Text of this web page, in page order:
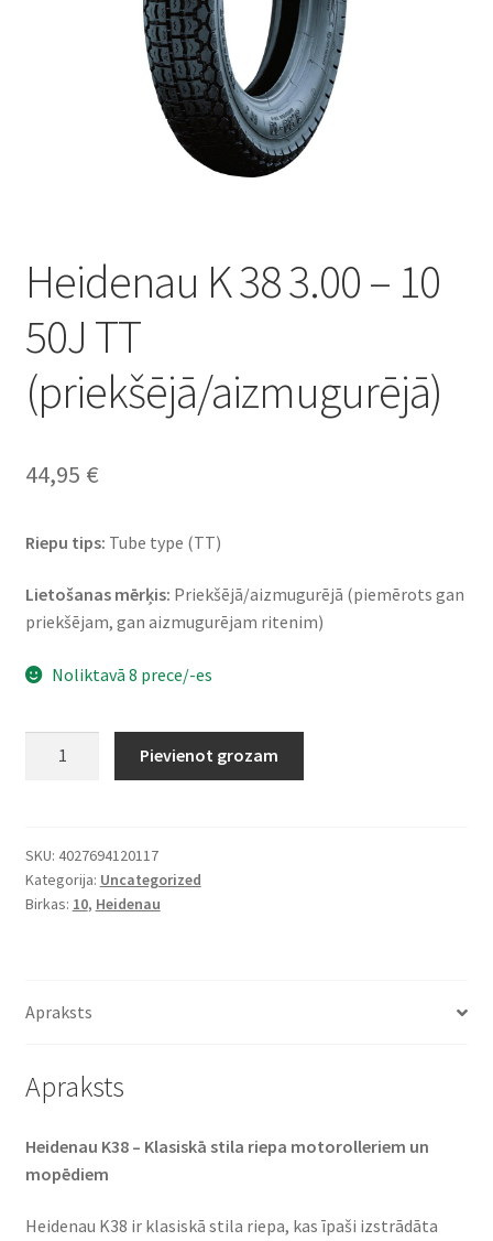
Heidenau K 38 3.00 – 10
50J TT
(priekšējā/aizmugurējā)
44,95 €
Riepu tips: Tube type (TT)
Lietošanas mērķis: Priekšējā/aizmugurējā (piemērots gan
priekšējam, gan aizmugurējam ritenim)
Noliktavā 8 prece/-es
-
10
50J
Pievienot grozam
SKU: 4027694120117
Kategorija: Uncategorized
Birkas: 10, Heidenau
Apraksts
Apraksts
Heidenau K38 – Klasiskā stila riepa motorolleriem un
mopēdiem
Heidenau K38 ir klasiskā stila riepa, kas īpaši izstrādāta